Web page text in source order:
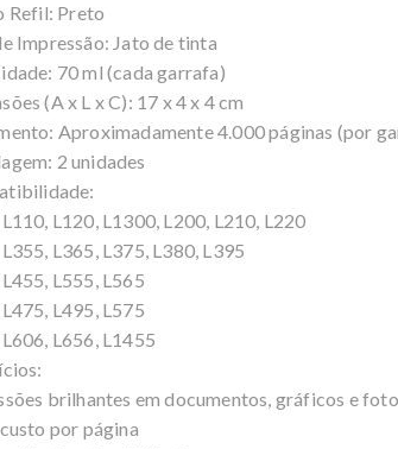
Refil: Preto
Impressão: Jato de tinta
70 ml (cada garrafa)
(A x L x C): 17 x 4 x 4 cm
Aproximadamente 4.000 páginas (por
2 unidades
L120, L1300, L200, L210, L220
L365, L375, L380, L395
L555, L565
L495, L575
L656, L1455
brilhantes em documentos, gráficos e
por página